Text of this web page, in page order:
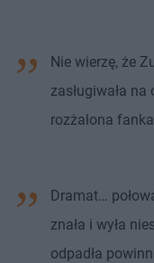
Nie wierzę, że
zasługiwała
rozżalona
Dramat…
znała i wyła
odpadła